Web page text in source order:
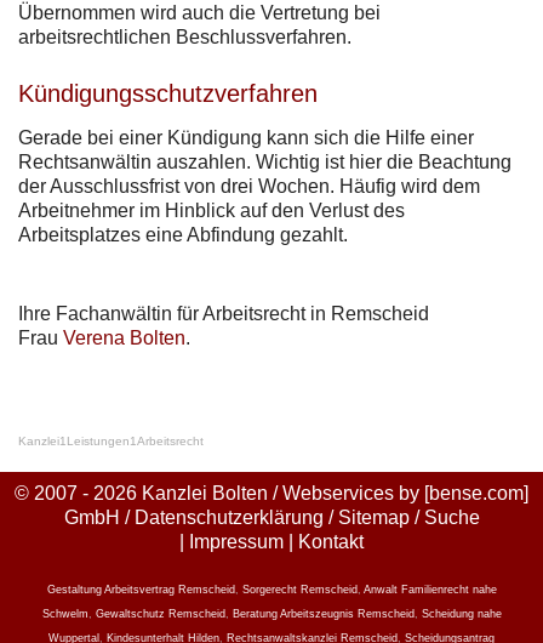
Übernommen wird auch die Vertretung bei
arbeitsrechtlichen Beschlussverfahren.
Kündigungsschutzverfahren
Gerade bei einer Kündigung kann sich die Hilfe einer
Rechtsanwältin auszahlen. Wichtig ist hier die Beachtung
der Ausschlussfrist von drei Wochen. Häufig wird dem
Arbeitnehmer im Hinblick auf den Verlust des
Arbeitsplatzes eine Abfindung gezahlt.
Ihre Fachanwältin für Arbeitsrecht in Remscheid
Frau Verena Bolten.
Kanzlei1 Leistungen1Arbeitsrecht
© 2007 - 2026 Kanzlei Bolten / Webservices by [bense.com]
GmbH / Datenschutzerklärung / Sitemap/ Suche
Impressum Kontakt
Gestaltung Arbeitsvertrag Remscheid Sorgerecht Remscheid Anwalt Familienrecht nahe
Schwelm
Gewaltschutz Remscheid Beratung Arbeitszeugnis Remscheid
Scheidung nahe
Wuppertal
Kindesunterhalt Hilden Rechtsanwaltskanzlei Remscheid Scheidungsantrag